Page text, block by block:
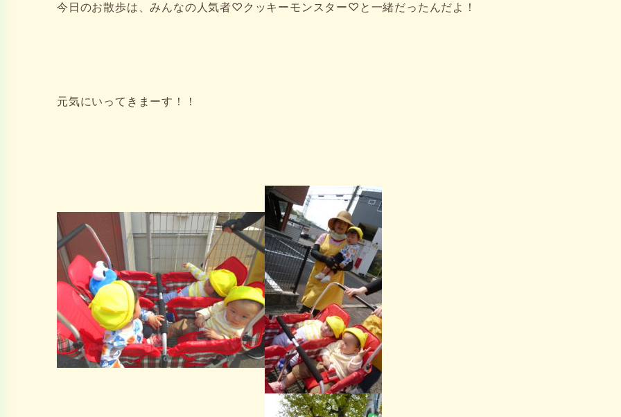
今日のお散歩は、みんなの人気者♡クッキーモンスター♡と一緒だったんだよ！
元気にいってきまーす！！